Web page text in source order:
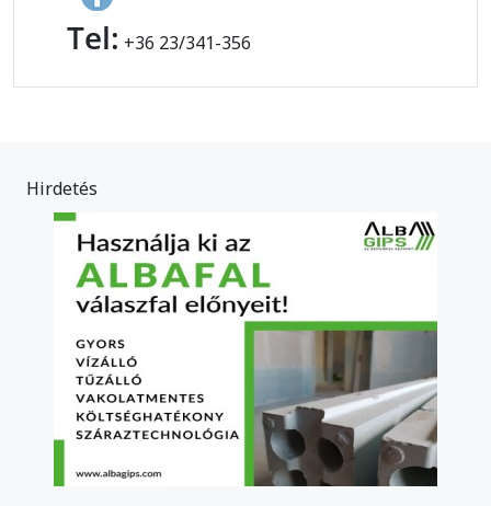
Tel: +36 23/341-356
Hirdetés